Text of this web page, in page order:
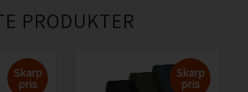
PRODUKTER
Skarp
pris
Skarp
pris